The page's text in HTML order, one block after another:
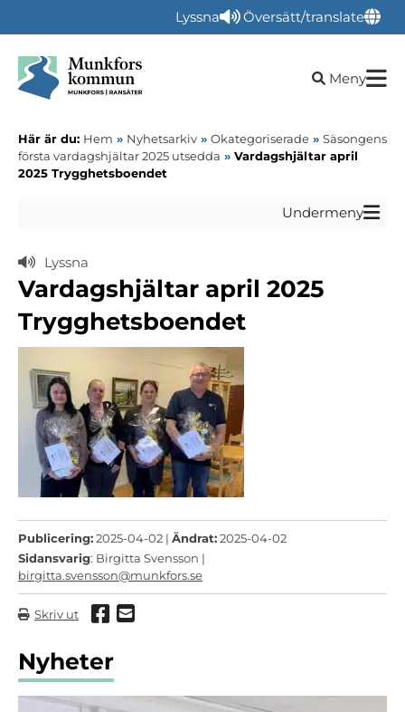
Lyssna Översätt/translate
Öppna
Meny
Här är du: Hem » Nyhetsarkiv » Okategoriserade » Säsongens
första vardagshjältar 2025 utsedda » Vardagshjältar april
2025 Trygghetsboendet
Undermeny
Lyssna
Vardagshjältar april 2025
Trygghetsboendet
Publicering:2025-04-02 | Ändrat:2025-04-02
Sidansvarig: Birgitta Svensson |
birgitta.svensson@munkfors.se
Skriv ut Dela via Facebook
Dela via mail
Nyheter